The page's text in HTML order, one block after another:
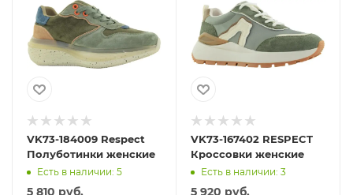
VK73-184009 Respect
Полуботинки женские
Есть в наличии: 5
5 810 руб.
VK73-167402 RESPECT
Кроссовки женские
Есть в наличии: 3
5 920 руб.